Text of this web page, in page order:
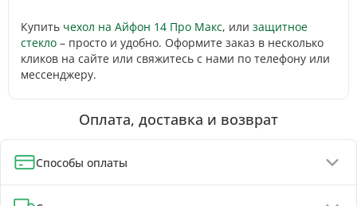
Купить чехол на Айфон 14 Про Макс, или защитное
стекло – просто и удобно. Оформите заказ в несколько
кликов на сайте или свяжитесь с нами по телефону или
мессенджеру.
Оплата, доставка и возврат
Способы оплаты
Оплата при получении (до 130 грн - полная предоплата)